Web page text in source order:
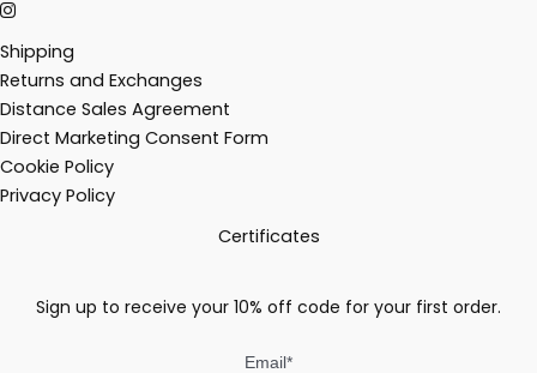
Shipping
Returns and Exchanges
Distance Sales Agreement
Direct Marketing Consent Form
Cookie Policy
Privacy Policy
Certificates
Sign up to receive your 10% off code for your first order.
Email*